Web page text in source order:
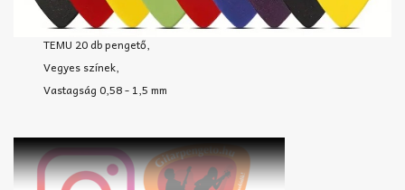
TEMU 20 db pengető,
Vegyes színek,
Vastagság 0,58 - 1,5 mm